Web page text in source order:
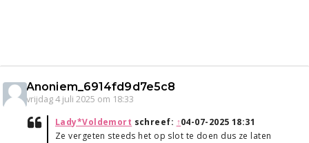
Anoniem_6914fd9d7e5c8
vrijdag 4 juli 2025 om 18:33
Lady*Voldemort schreef: ↑04-07-2025 18:31
Ze vergeten steeds het op slot te doen dus ze laten